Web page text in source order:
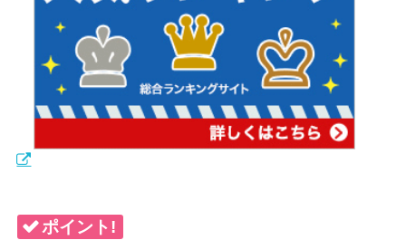
ポイント!